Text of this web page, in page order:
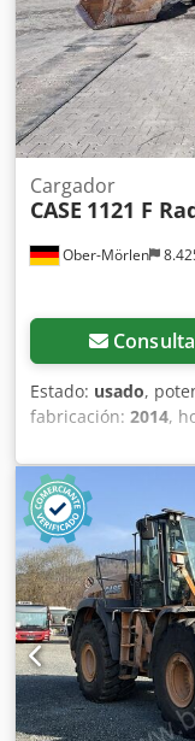
Ober-Mörlen
Cargador
CASE 1121 F
Estado: usado,
fabricación: 2014,
en vacío: 27.024
póngase en
ruedas / Wheel
2014, horas de
ancho: 2.990 mm,
autorizado: 27.024
kW, aire
cámara de marcha
dimensiones del
mm, altura: 1.750
Aagock Otros: *
venta. * Nuestra